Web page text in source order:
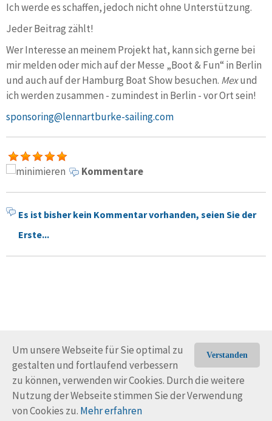
Verstanden
Um unsere Webseite für Sie optimal zu
gestalten und fortlaufend verbessern
zu können, verwenden wir Cookies. Durch die weitere
Nutzung der Webseite stimmen Sie der Verwendung
von Cookies zu. Mehr erfahren
Ich werde es schaffen, jedoch nicht ohne Unterstützung.
Jeder Beitrag zählt!
Wer Interesse an meinem Projekt hat, kann sich gerne bei
mir melden oder mich auf der Messe „Boot & Fun“ in Berlin
und auch auf der Hamburg Boat Show besuchen. Mexund
ich werden zusammen - zumindest in Berlin - vor Ort sein!
sponsoring@lennartburke-sailing.com
Kommentare
Es ist bisher kein Kommentar vorhanden, seien Sie der
Erste...
© Trans-Ocean e.V. 2010-2026 Impressum
Nutzungsbedingungen
Rechtliche Hinweise